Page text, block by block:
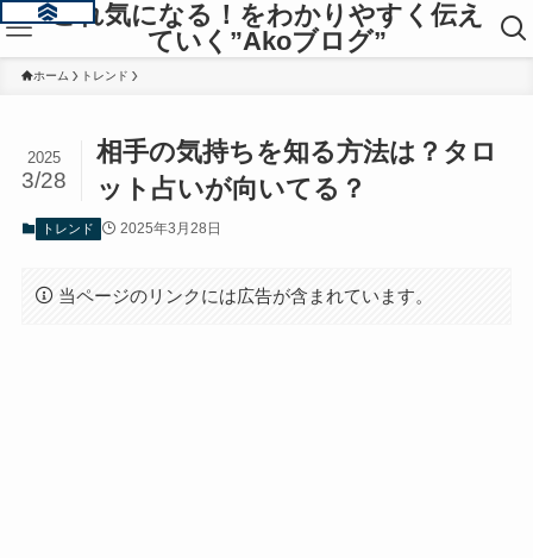
これ気になる！をわかりやすく伝え
ていく”Akoブログ”
ホーム トレンド
相手の気持ちを知る方法は？タロ
ット占いが向いてる？
2025
3/28
トレンド 2025年3月28日
当ページのリンクには広告が含まれています。